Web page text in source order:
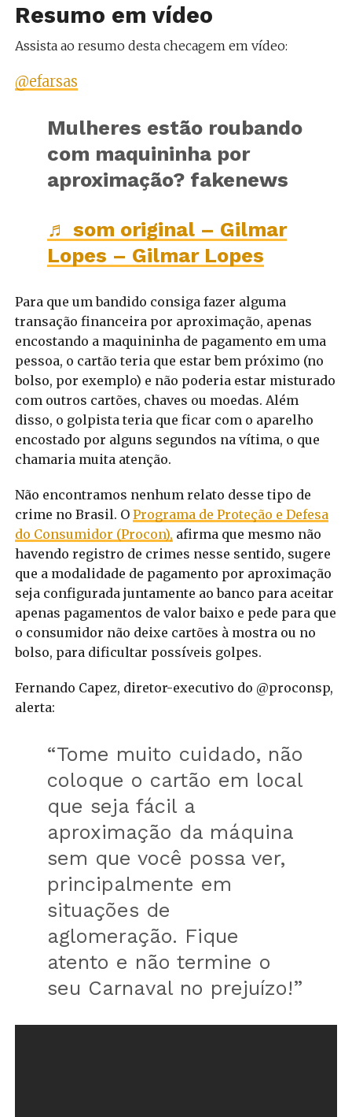
Resumo em vídeo
Assista ao resumo desta checagem em vídeo:
@efarsas
Mulheres estão roubando
com maquininha por
aproximação? fakenews
♬ som original – Gilmar
Lopes – Gilmar Lopes
Para que um bandido consiga fazer alguma
transação financeira por aproximação, apenas
encostando a maquininha de pagamento em uma
pessoa, o cartão teria que estar bem próximo (no
bolso, por exemplo) e não poderia estar misturado
com outros cartões, chaves ou moedas. Além
disso, o golpista teria que ficar com o aparelho
encostado por alguns segundos na vítima, o que
chamaria muita atenção.
Não encontramos nenhum relato desse tipo de
crime no Brasil. O Programa de Proteção e Defesa
do Consumidor (Procon), afirma que mesmo não
havendo registro de crimes nesse sentido, sugere
que a modalidade de pagamento por aproximação
seja configurada juntamente ao banco para aceitar
apenas pagamentos de valor baixo e pede para que
o consumidor não deixe cartões à mostra ou no
bolso, para dificultar possíveis golpes.
Fernando Capez, diretor-executivo do @proconsp,
alerta:
“Tome muito cuidado, não
coloque o cartão em local
que seja fácil a
aproximação da máquina
sem que você possa ver,
principalmente em
situações de
aglomeração. Fique
atento e não termine o
seu Carnaval no prejuízo!”